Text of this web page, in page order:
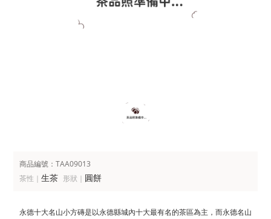
商品編號：TAA09013
茶性｜生茶 形狀｜ 圓餅
永德十大名山小方磚是以永德縣城內十大最有名的茶區為主，而永德名山